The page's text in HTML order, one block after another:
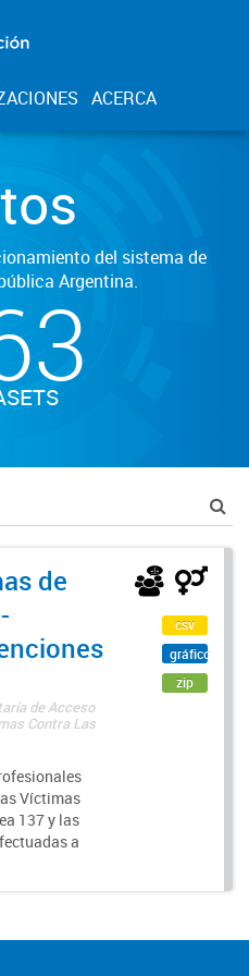
ACERCA
del sistema de
Argentina.
de
de Acceso
Contra Las
Víctimas
137 y las
a
csv
gráfico
zip